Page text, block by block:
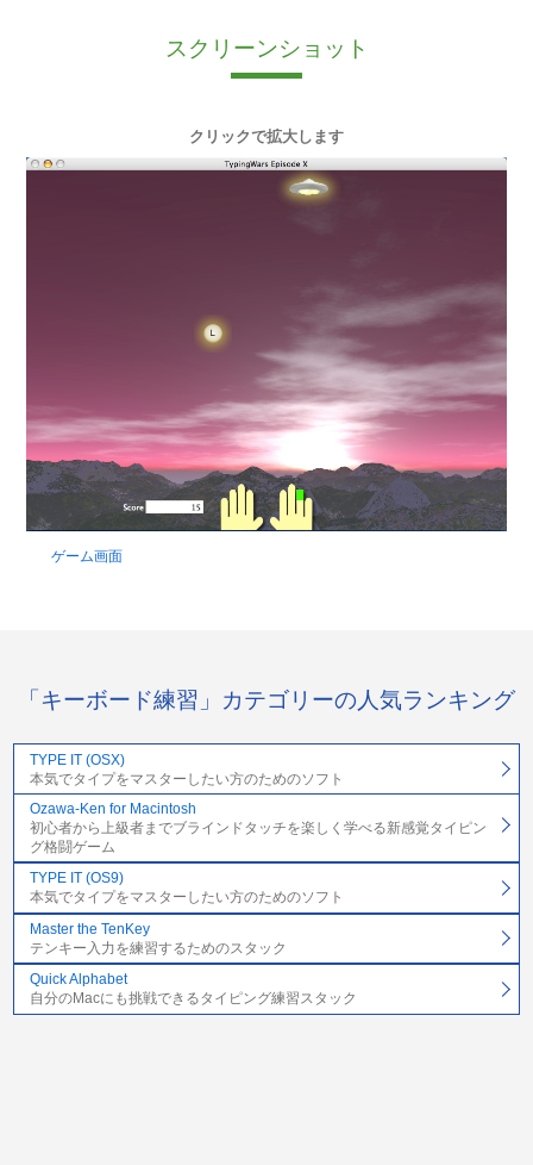
スクリーンショット
クリックで拡大します
ゲーム画面
「キーボード練習」カテゴリーの人気ランキング
TYPE IT (OSX)
本気でタイプをマスターしたい方のためのソフト
Ozawa-Ken for Macintosh
初心者から上級者までブラインドタッチを楽しく学べる新感覚タイピン
グ格闘ゲーム
TYPE IT (OS9)
本気でタイプをマスターしたい方のためのソフト
Master the TenKey
テンキー入力を練習するためのスタック
Quick Alphabet
自分のMacにも挑戦できるタイピング練習スタック